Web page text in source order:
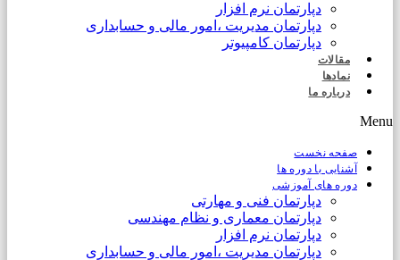
دپارتمان نرم افزار
دپارتمان مدیریت ،امور مالی و حسابداری
دپارتمان کامپیوتر
مقالات
نمادها
درباره ما
Menu
صفحه نخست
آشنایی با دوره ها
دوره های آموزشی
دپارتمان فنی و مهارتی
دپارتمان معماری و نظام مهندسی
دپارتمان نرم افزار
دپارتمان مدیریت ،امور مالی و حسابداری